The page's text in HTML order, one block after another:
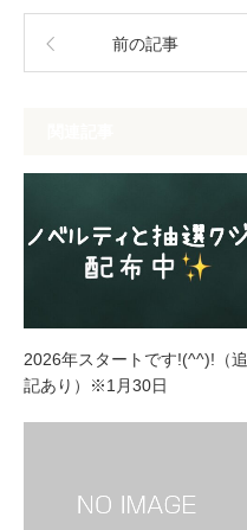
前の記事
2026年スタートです!(^^)!（追
記あり）※1月30日